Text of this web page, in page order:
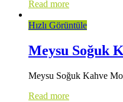
Read more
Hızlı Görüntüle
Meysu Soğuk
Meysu Soğuk Kahve
Read more